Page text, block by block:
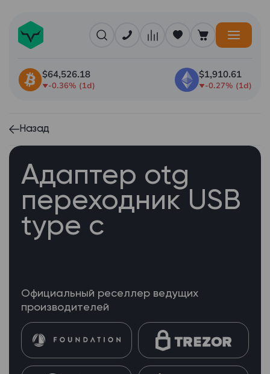
$64,526.18
-0.36% (1d)
$1,910.61
-0.27% (1d)
Адаптер otg
переходник USB
type c
Официальный реселлер ведущих
производителей
Назад